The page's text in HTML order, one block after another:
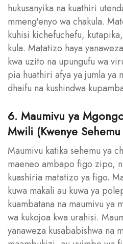
hukusanyika na kuathiri
mmeng'enyo wa chakula.
kuhisi kichefuchefu,
kula. Matatizo haya
kwa uzito na upungufu wa
pia huathiri afya ya jumla ya
dhaifu na kushindwa
6. Maumivu ya
Mwili (Kwenye
Maumivu katika sehemu ya
maeneo ambapo figo zipo,
kuashiria matatizo ya figo.
kuwa makali au kuwa ya
kuambatana na maumivu ya
wa kukojoa kwa urahisi.
yanaweza kusababishwa na